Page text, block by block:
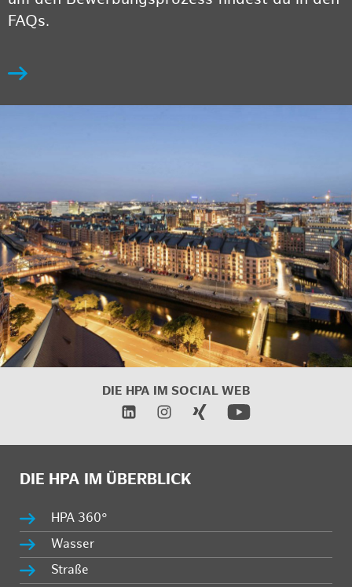
FAQs.
DIE HPA IM SOCIAL WEB
DIE HPA IM ÜBERBLICK
HPA 360°
Wasser
Straße